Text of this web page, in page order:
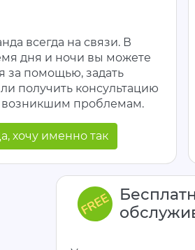
всегда на связи. В
дня и ночи вы можете
за помощью, задать
получить консультацию
проблемам.
хочу именно так